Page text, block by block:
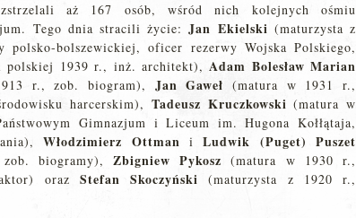
aż 167 osób, wśród nich kolejnych ośmiu
Tego dnia stracili życie:Jan Ekielski (maturzysta z
polsko-bolszewickiej, oficer rezerwy Wojska Polskiego,
polskiej 1939 r., inż. architekt),Adam Bolesław Marian
r., zob. biogram), Jan Gaweł (matura w 1931 r.,
harcerskim), Tadeusz Kruczkowski (matura w
Gimnazjum i Liceum im. Hugona Kołłątaja,
Włodzimierz Ottman iLudwik (Puget) Puszet
biogramy),Zbigniew Pykosz (matura w 1930 r.,
oraz Stefan Skoczyński (maturzysta z 1920 r.,